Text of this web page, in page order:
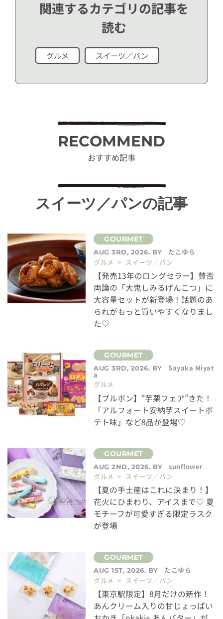
関連するカテゴリの記事を
読む
グルメ スイーツ／パン
RECOMMEND
おすすめ記事
スイーツ／パンの記事
AUG 3RD, 2026. BY
たこゆら
グルメ > スイーツ／パン
【発売13年のロングセラー】賛否
両論の「大鬼しみるげんこつ」に
大容量セットが新登場！話題のあ
られがもっと買いやすくなりまし
た♡
AUG 3RD, 2026. BY Sayaka Miyat
a
グルメ
【ブルボン】“芋栗フェア”きた！
「アルフォート安納芋スイートポ
テト味」など8品が登場♡
AUG 2ND, 2026. BY
sunflower
グルメ > スイーツ／パン
【夏の手土産はこれに決まり！】
花火にひまわり、アイスまで♡ 夏
モチーフが可愛すぎる限定ラスク
が登場
AUG 1ST, 2026. BY
たこゆら
グルメ > スイーツ／パン
【東京駅限定】8月だけの新作！
あんクリーム入りの甘じょっぱい